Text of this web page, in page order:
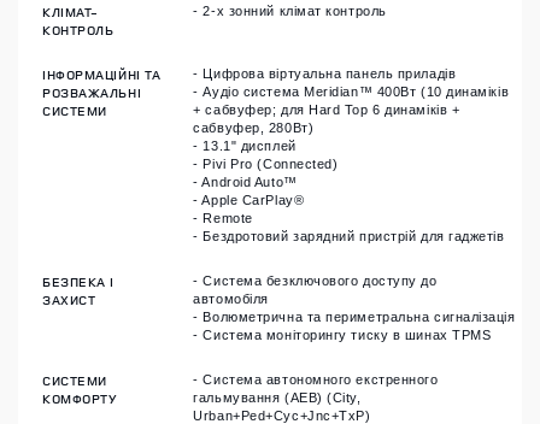
КЛІМАТ-
КОНТРОЛЬ
- 2-х зонний клімат контроль
ІНФОРМАЦІЙНІ ТА
РОЗВАЖАЛЬНІ
СИСТЕМИ
- Цифрова віртуальна панель приладів
- Аудіо система Meridian™ 400Вт (10 динаміків
+ сабвуфер; для Hard Top 6 динаміків +
сабвуфер, 280Вт)
- 13.1" дисплей
- Pivi Pro (Connected)
- Android Auto™
- Apple CarPlay®
- Remote
- Бездротовий зарядний пристрій для гаджетів
БЕЗПЕКА І
ЗАХИСТ
- Система безключового доступу до
автомобіля
- Волюметрична та периметральна сигналізація
- Система моніторингу тиску в шинах TPMS
СИСТЕМИ
КОМФОРТУ
- Система автономного екстренного
гальмування (AEB) (City,
Urban+Ped+Cyc+Jnc+TxP)